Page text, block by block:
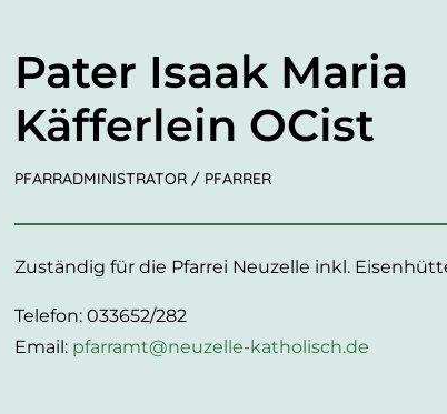
Pater Isaak Maria
Käfferlein OCist
PFARRADMINISTRATOR / PFARRER
Zuständig für die Pfarrei Neuzelle inkl.
Telefon: 033652/282
Email: pfarramt@neuzelle-katholisch.de